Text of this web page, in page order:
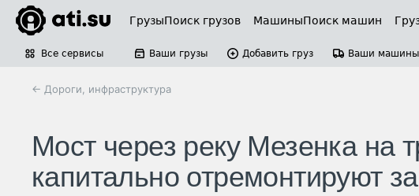
ГрузыПоиск грузов МашиныПоиск машин
Все сервисы Ваши грузы Добавить груз Ваши машины
← Дороги, инфраструктура
Мост через реку Мезенка на
капитально отремонтируют